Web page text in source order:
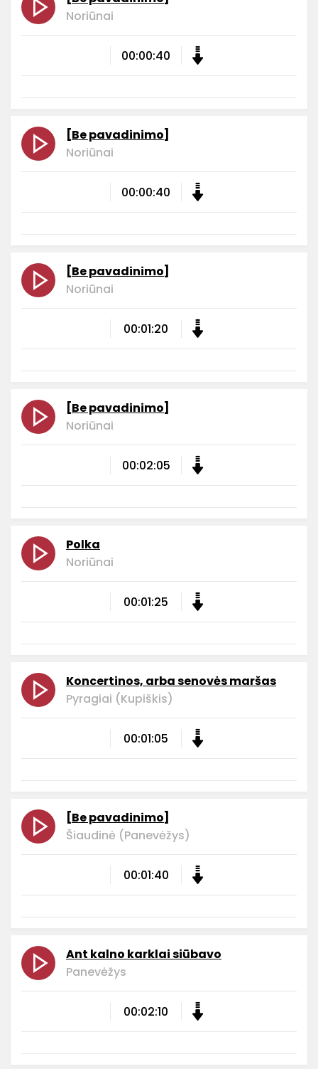
Noriūnai
00:00:40
[Be pavadinimo]
Noriūnai
00:00:40
[Be pavadinimo]
Noriūnai
00:01:20
[Be pavadinimo]
Noriūnai
00:02:05
Polka
Noriūnai
00:01:25
Koncertinos, arba senovės maršas
Pyragiai (Kupiškis)
00:01:05
[Be pavadinimo]
Šiaudinė (Panevėžys)
00:01:40
Ant kalno karklai siūbavo
Panevėžys
00:02:10